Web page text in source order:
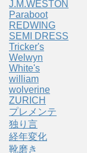
J.M.WESTON
Paraboot
REDWING
SEMI DRESS
Tricker's
Welwyn
White's
william
wolverine
ZURICH
プレメンテ
独り言
経年変化
靴磨き